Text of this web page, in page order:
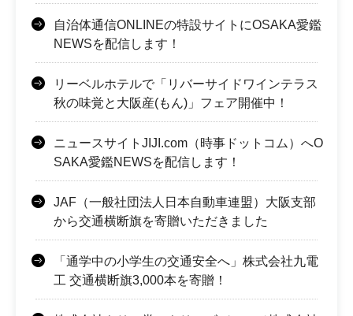
自治体通信ONLINEの特設サイトにOSAKA愛鑑
NEWSを配信します！
リーベルホテルで「リバーサイドワインテラス
秋の味覚と大阪産(もん)」フェア開催中！
ニュースサイトJIJI.com（時事ドットコム）へO
SAKA愛鑑NEWSを配信します！
JAF（一般社団法人日本自動車連盟）大阪支部
から交通横断旗を寄贈いただきました
「通学中の小学生の交通安全へ」株式会社九電
工 交通横断旗3,000本を寄贈！